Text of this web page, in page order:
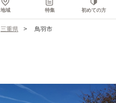
地域 特集 初めての方
三重県 鳥羽市